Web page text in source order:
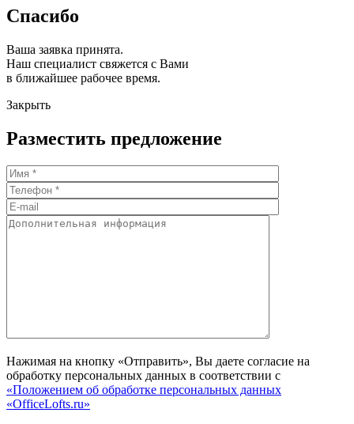
Спасибо
Ваша заявка принята.
Наш специалист свяжется с Вами
в ближайшее рабочее время.
Закрыть
Разместить предложение
Нажимая на кнопку «Отправить», Вы даете согласие на
обработку персональных данных в соответствии с
«Положением об обработке персональных данных
«OfficeLofts.ru»